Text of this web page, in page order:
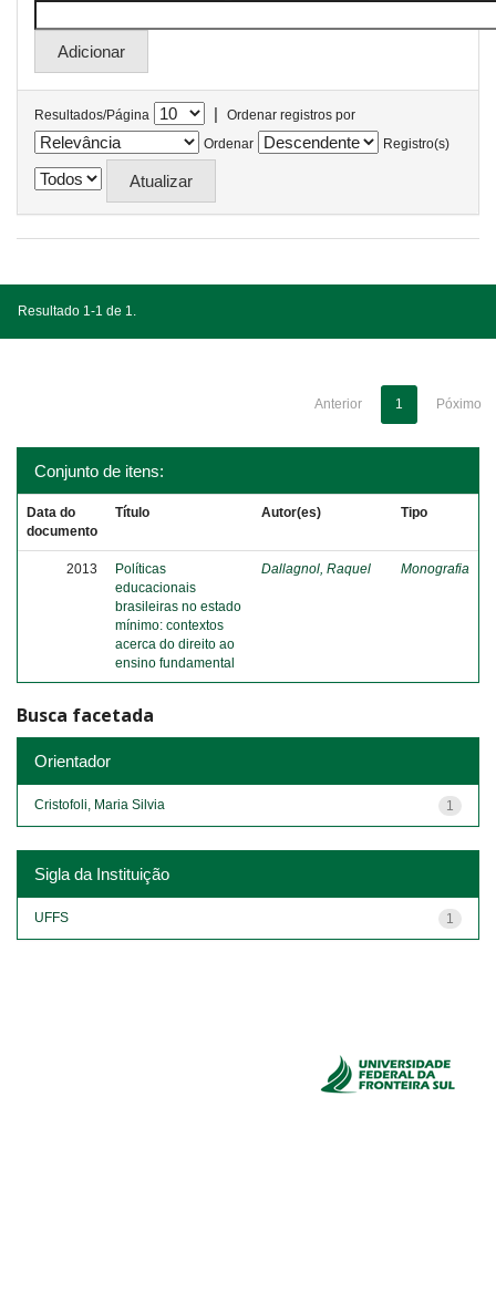
Resultados/Página |
Ordenar registros por
Ordenar
Registro(s)
Resultado 1-1 de 1.
Anterior 1 Póximo
Conjunto de itens:
Data do
documento
Título Autor(es) Tipo
2013
Políticas
educacionais
brasileiras no estado
mínimo: contextos
acerca do direito ao
ensino fundamental
Dallagnol, Raquel Monografia
Busca facetada
Orientador
1
Cristofoli, Maria Silvia
Sigla da Instituição
1
UFFS